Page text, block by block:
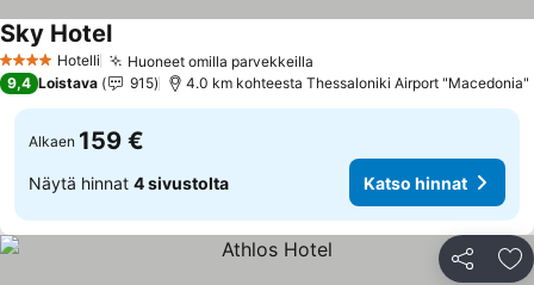
4 Tähtiluokitus
Hotelli Huoneet omilla parvekkeilla
Sky HotelKatso hinnat
9,4 Loistava 915 4.0 km kohteesta Thessaloniki Airport "Macedonia"
Alkaen 159 €
Näytä hinnat 4 sivustolta Katso hinnat
Jaa